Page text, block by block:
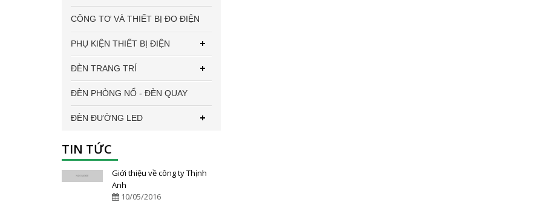
CÔNG TƠ VÀ THIẾT BỊ ĐO ĐIỆN
PHỤ KIỆN THIẾT BỊ ĐIỆN
ĐÈN TRANG TRÍ
ĐÈN PHÒNG NỔ - ĐÈN QUAY
ĐÈN ĐƯỜNG LED
TIN TỨC
Giới thiệu về công ty Thịnh
Anh
10/05/2016